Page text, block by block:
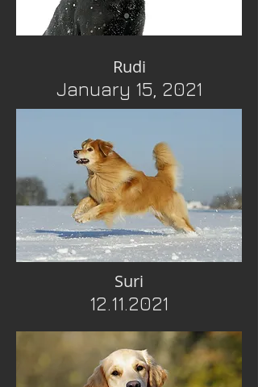
Rudi
January 15, 2021
Suri
12.11.2021